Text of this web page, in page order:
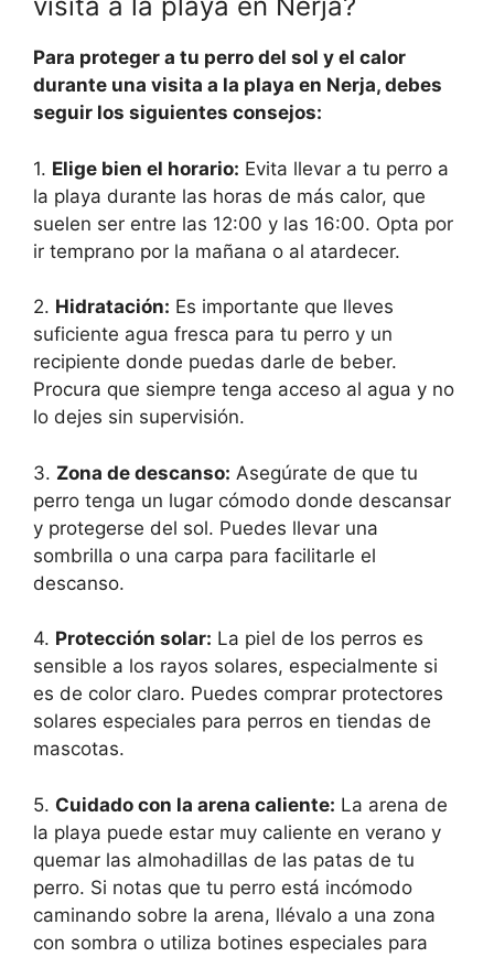
Para proteger a tu perro del sol y el calor
durante una visita a la playa en Nerja, debes
seguir los siguientes consejos:
1. Elige bien el horario: Evita llevar a tu perro a
la playa durante las horas de más calor, que
suelen ser entre las 12:00 y las 16:00. Opta por
ir temprano por la mañana o al atardecer.
2. Hidratación: Es importante que lleves
suficiente agua fresca para tu perro y un
recipiente donde puedas darle de beber.
Procura que siempre tenga acceso al agua y no
lo dejes sin supervisión.
3. Zona de descanso: Asegúrate de que tu
perro tenga un lugar cómodo donde descansar
y protegerse del sol. Puedes llevar una
sombrilla o una carpa para facilitarle el
descanso.
4. Protección solar: La piel de los perros es
sensible a los rayos solares, especialmente si
es de color claro. Puedes comprar protectores
solares especiales para perros en tiendas de
mascotas.
5. Cuidado con la arena caliente: La arena de
la playa puede estar muy caliente en verano y
quemar las almohadillas de las patas de tu
perro. Si notas que tu perro está incómodo
caminando sobre la arena, llévalo a una zona
con sombra o utiliza botines especiales para